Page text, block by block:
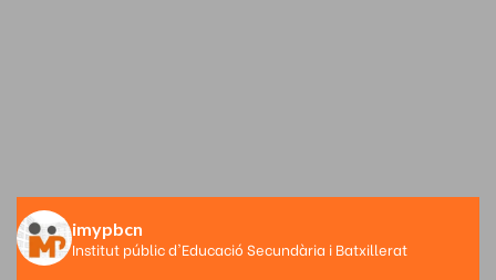
imypbcn
Institut públic d'Educació Secundària i Batxillerat